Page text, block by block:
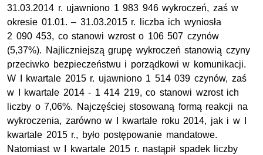
31.03.2014 r. ujawniono 1 983 946 wykroczeń, zaś w
okresie 01.01. – 31.03.2015 r. liczba ich wyniosła
2 090 453, co stanowi wzrost o 106 507 czynów
(5,37%). Najliczniejszą grupę wykroczeń stanowią czyny
przeciwko bezpieczeństwu i porządkowi w komunikacji.
W I kwartale 2015 r. ujawniono 1 514 039 czynów, zaś
w I kwartale 2014 - 1 414 219, co stanowi wzrost ich
liczby o 7,06%. Najczęściej stosowaną formą reakcji na
wykroczenia, zarówno w I kwartale roku 2014, jak i w I
kwartale 2015 r., było postępowanie mandatowe.
Natomiast w I kwartale 2015 r. nastąpił spadek liczby